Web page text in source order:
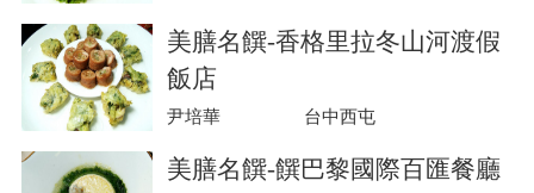
美膳名饌-香格里拉冬山河渡假
飯店
尹培華 台中西屯
美膳名饌-饌巴黎國際百匯餐廳